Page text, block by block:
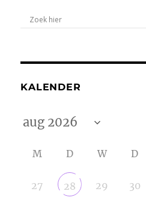
KALENDER
M D W D
27 28 29 30